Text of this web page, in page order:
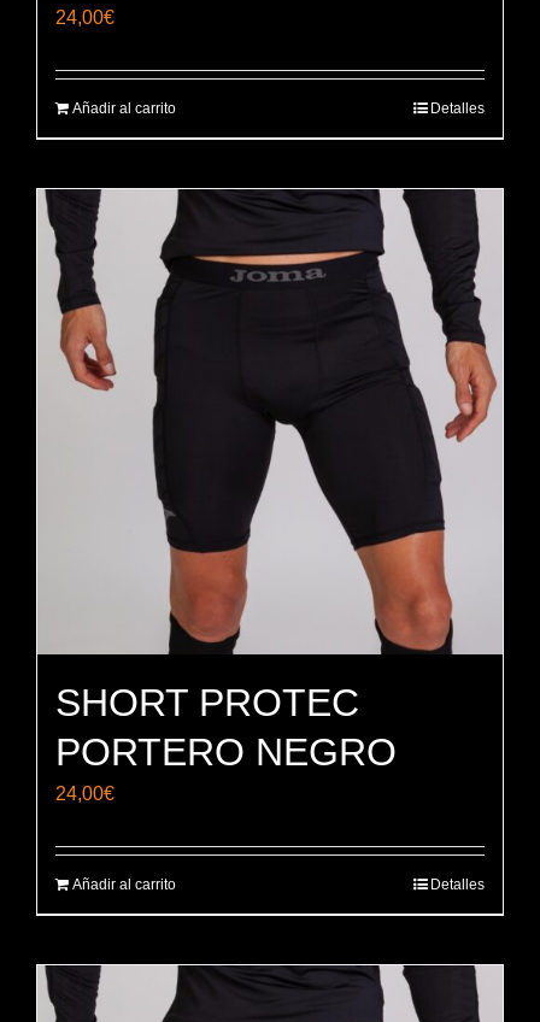
24,00€
Añadir al carrito Detalles
SHORT PROTEC
PORTERO NEGRO
24,00€
Añadir al carrito Detalles